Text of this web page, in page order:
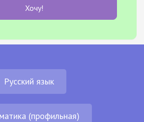
Хочу!
Русский язык
(профильная)